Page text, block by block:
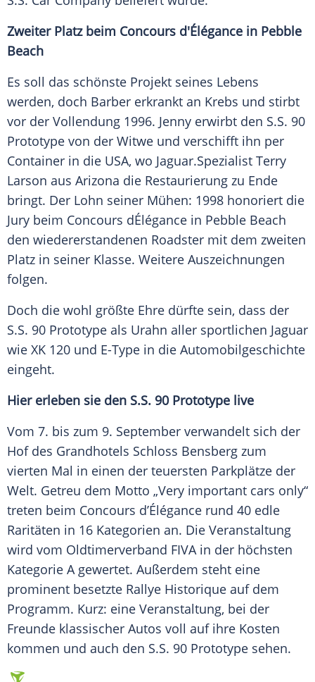
Zweiter Platz beim Concours d'Élégance in Pebble
Beach
Es soll das schönste Projekt seines Lebens
werden, doch Barber erkrankt an Krebs und stirbt
vor der Vollendung 1996. Jenny erwirbt den S.S. 90
Prototype von der Witwe und verschifft ihn per
Container in die USA, wo Jaguar.Spezialist Terry
Larson aus Arizona die Restaurierung zu Ende
bringt. Der Lohn seiner Mühen: 1998 honoriert die
Jury beim Concours dÉlégance in Pebble Beach
den wiedererstandenen Roadster mit dem zweiten
Platz in seiner Klasse. Weitere Auszeichnungen
folgen.
Doch die wohl größte Ehre dürfte sein, dass der
S.S. 90 Prototype als Urahn aller sportlichen Jaguar
wie XK 120 und E-Type in die Automobilgeschichte
eingeht.
Hier erleben sie den S.S. 90 Prototype live
Vom 7. bis zum 9. September verwandelt sich der
Hof des Grandhotels Schloss Bensberg zum
vierten Mal in einen der teuersten Parkplätze der
Welt. Getreu dem Motto „Very important cars only“
treten beim Concours d’Élégance rund 40 edle
Raritäten in 16 Kategorien an. Die Veranstaltung
wird vom Oldtimerverband FIVA in der höchsten
Kategorie A gewertet. Außerdem steht eine
prominent besetzte Rallye Historique auf dem
Programm. Kurz: eine Veranstaltung, bei der
Freunde klassischer Autos voll auf ihre Kosten
kommen und auch den S.S. 90 Prototype sehen.